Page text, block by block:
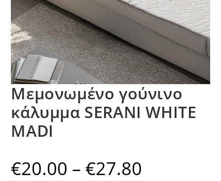
Μεμονωμένο γούνινo
κάλυμμα SERANI WHITE
MADI
€20.00 – €27.80